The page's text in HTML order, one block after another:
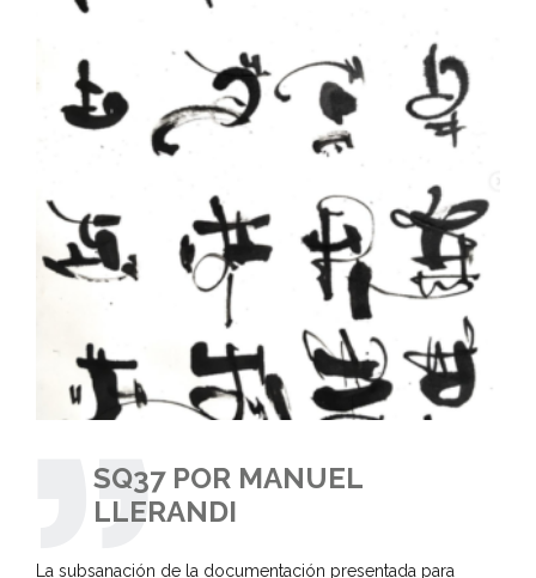
SQ37 POR MANUEL
LLERANDI
La subsanación de la documentación presentada para